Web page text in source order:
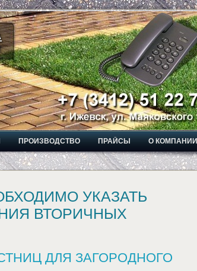
ПРОИЗВОДСТВО ПРАЙСЫ О КОМПАНИИ
УКАЗАТЬ
ВТОРИЧНЫХ
ДЛЯ ЗАГОРОДНОГО